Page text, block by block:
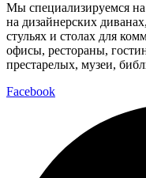
Мы специализируемся
на дизайнерских
стульях и столах для
офисы, рестораны,
престарелых, музеи,
Facebook